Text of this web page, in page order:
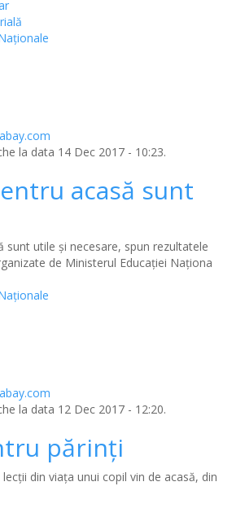
la data 14 Dec 2017 - 10:23.
acasă sunt
sunt utile și necesare, spun rezultatele
de Ministerul Educației Naționa
la data 12 Dec 2017 - 12:20.
părinți
din viața unui copil vin de acasă, din